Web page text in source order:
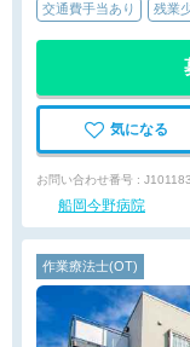
交通費手当あり 残業
気になる
お問い合わせ番号 :
船岡今野病院
作業療法士(OT)